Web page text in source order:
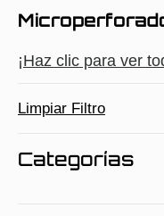
¡Haz clic para ver
Limpiar Filtro
Categorías